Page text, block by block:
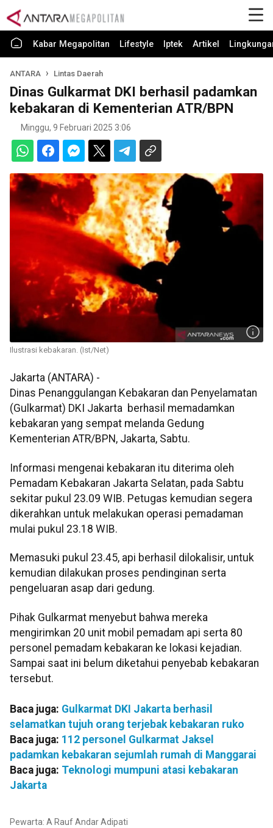
Kabar Megapolitan Lifestyle Iptek Artikel
ANTARA Lintas Daerah
Dinas Gulkarmat DKI berhasil padamkan
kebakaran di Kementerian ATR/BPN
Minggu, 9 Februari 2025 3:06
Ilustrasi kebakaran. (Ist/Net)
Jakarta (ANTARA) -
Dinas Penanggulangan Kebakaran dan Penyelamatan
(Gulkarmat) DKI Jakarta berhasil memadamkan
kebakaran yang sempat melanda Gedung
Kementerian ATR/BPN, Jakarta, Sabtu.
Informasi mengenai kebakaran itu diterima oleh
Pemadam Kebakaran Jakarta Selatan, pada Sabtu
sekitar pukul 23.09 WIB. Petugas kemudian segera
dikerahkan untuk melakukan operasi pemadaman
mulai pukul 23.18 WIB.
Memasuki pukul 23.45, api berhasil dilokalisir, untuk
kemudian dilakukan proses pendinginan serta
pengeluaran asap dari gedung.
Pihak Gulkarmat menyebut bahwa mereka
mengirimkan 20 unit mobil pemadam api serta 80
personel pemadam kebakaran ke lokasi kejadian.
Sampai saat ini belum diketahui penyebab kebakaran
tersebut.
Baca juga: Gulkarmat DKI Jakarta berhasil
selamatkan tujuh orang terjebak kebakaran ruko
Baca juga: 112 personel Gulkarmat Jaksel
padamkan kebakaran sejumlah rumah di Manggarai
Baca juga: Teknologi mumpuni atasi kebakaran
Jakarta
Pewarta: A Rauf Andar Adipati